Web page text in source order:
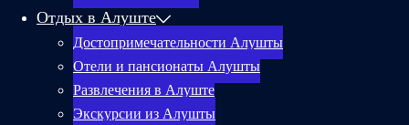
Отдых в Алуште
Достопримечательности Алушты
Отели и пансионаты Алушты
Развлечения в Алуште
Экскурсии из Алушты